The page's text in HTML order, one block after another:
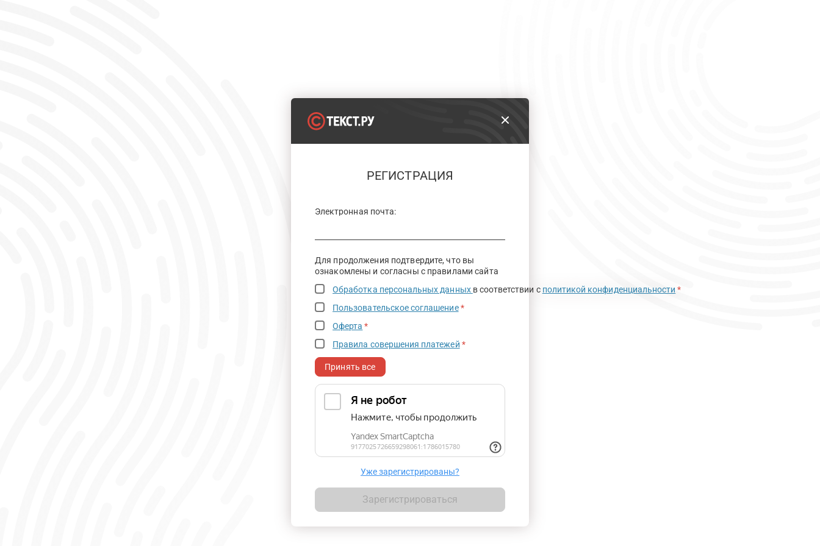
РЕГИСТРАЦИЯ
Электронная почта:
Для продолжения подтвердите, что вы
ознакомлены и согласны с правилами сайта
Обработка персональных данных в соответствии с политикой конфиденциальности *
Пользовательское соглашение *
Оферта *
Правила совершения платежей *
Принять все
Уже зарегистрированы?
Зарегистрироваться